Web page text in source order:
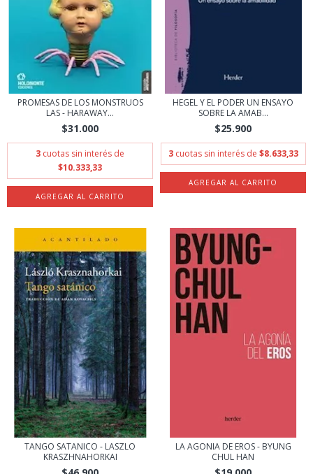
PROMESAS DE LOS MONSTRUOS
LAS - HARAWAY...
$31.000
3 cuotas sin interés de
$10.333,33
HEGEL Y EL PODER UN ENSAYO
SOBRE LA AMAB...
$25.900
3 cuotas sin interés de $8.633,33
TANGO SATANICO - LASZLO
KRASZHNAHORKAI
LA AGONIA DE EROS - BYUNG
CHUL HAN